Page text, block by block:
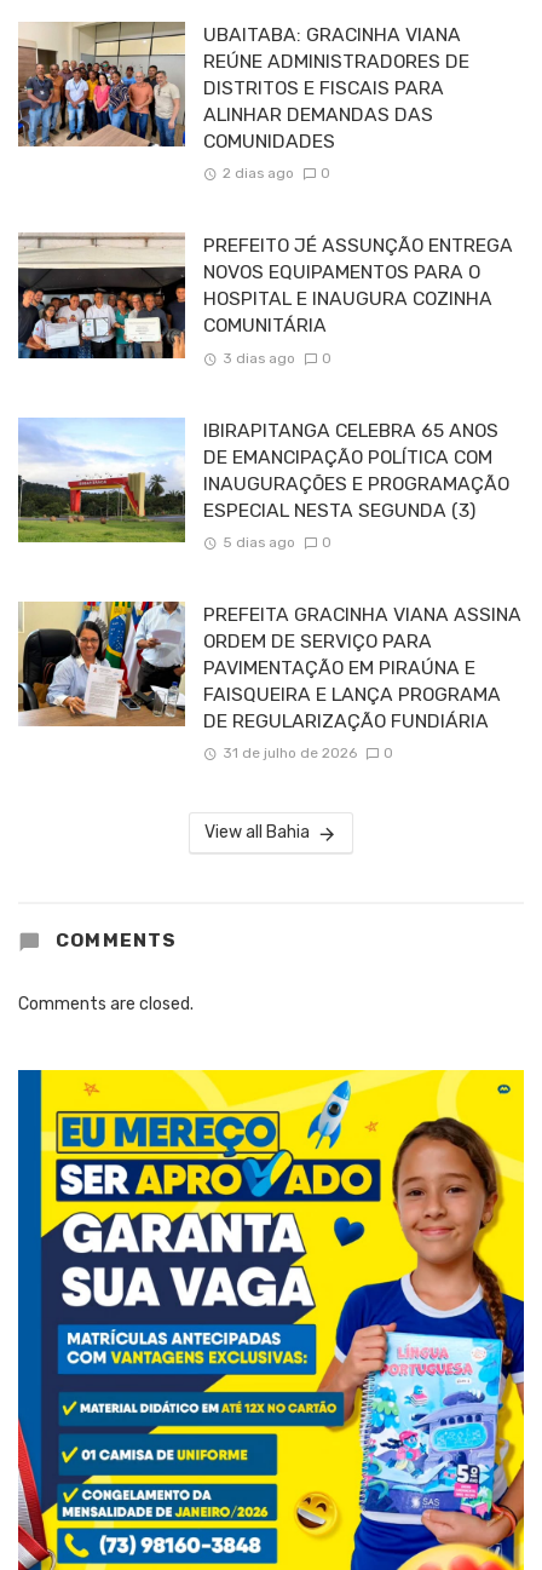
UBAITABA: GRACINHA VIANA
REÚNE ADMINISTRADORES DE
DISTRITOS E FISCAIS PARA
ALINHAR DEMANDAS DAS
COMUNIDADES
2 dias ago 0
PREFEITO JÉ ASSUNÇÃO ENTREGA
NOVOS EQUIPAMENTOS PARA O
HOSPITAL E INAUGURA COZINHA
COMUNITÁRIA
3 dias ago 0
IBIRAPITANGA CELEBRA 65 ANOS
DE EMANCIPAÇÃO POLÍTICA COM
INAUGURAÇÕES E PROGRAMAÇÃO
ESPECIAL NESTA SEGUNDA (3)
5 dias ago 0
PREFEITA GRACINHA VIANA ASSINA
ORDEM DE SERVIÇO PARA
PAVIMENTAÇÃO EM PIRAÚNA E
FAISQUEIRA E LANÇA PROGRAMA
DE REGULARIZAÇÃO FUNDIÁRIA
31 de julho de 2026 0
View all Bahia
COMMENTS
Comments are closed.